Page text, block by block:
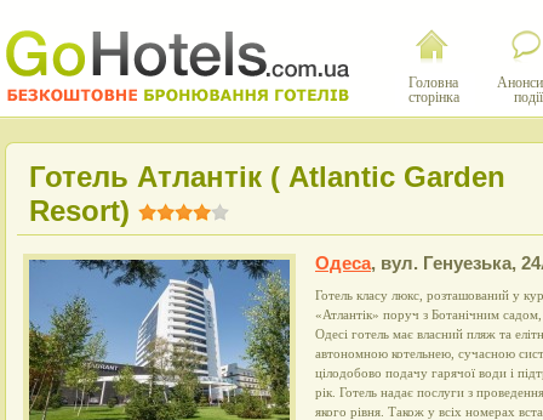
Головна
сторінка
події
Готель Атлантік ( Atlantic Garden
Resort)
Одеса, вул. Генуезька,
Готель класу люкс, розташований у
«Атлантік» поруч з Ботанічним
Одесі готель має власний пляж та
автономною котельнею, сучасною
цілодобово подачу гарячої води і
рік. Готель надає послуги з
якого рівня. Також у всіх номерах